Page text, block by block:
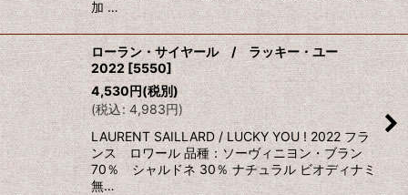
加 …
ローラン・サイヤール / ラッキー・ユー
2022[5550]
4,530円(税別)
(税込: 4,983円)
LAURENT SAILLARD / LUCKY YOU ! 2022 フラ
ンス ロワール 品種：ソーヴィニヨン・ブラン
70％ シャルドネ 30％ ナチュラル ビオディナミ
無…